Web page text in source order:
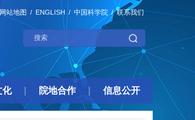
网站地图 ENGLISH 中国科学院 联系我们
化 院地合作 信息公开